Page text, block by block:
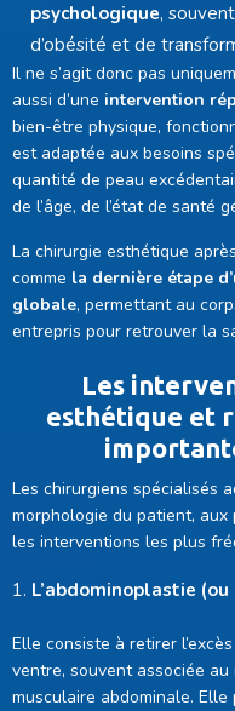
psychologique,
d’obésité et de
Il ne s’agit donc pas
aussi d’une intervention
bien-être physique,
est adaptée aux besoins
quantité de peau
de l’âge, de l’état de santé
La chirurgie esthétique
comme la dernière étape
globale, permettant au
entrepris pour retrouver la
Les
esthétique et
Les chirurgiens spécialisés
morphologie du patient,
les interventions les plus
L’abdominoplastie
Elle consiste à retirer
ventre, souvent associée
musculaire abdominale.